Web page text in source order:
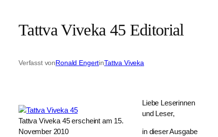
Tattva Viveka 45 Editorial
Verfasst vonRonald EngertinTattva Viveka
Tattva Viveka 45 erscheint am 15.
November 2010
Liebe Leserinnen
und Leser,
in dieser Ausgabe